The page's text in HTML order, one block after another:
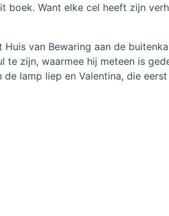
Want elke cel heeft zijn
van Bewaring aan de
zijn, waarmee hij meteen is
lamp liep en Valentina, die